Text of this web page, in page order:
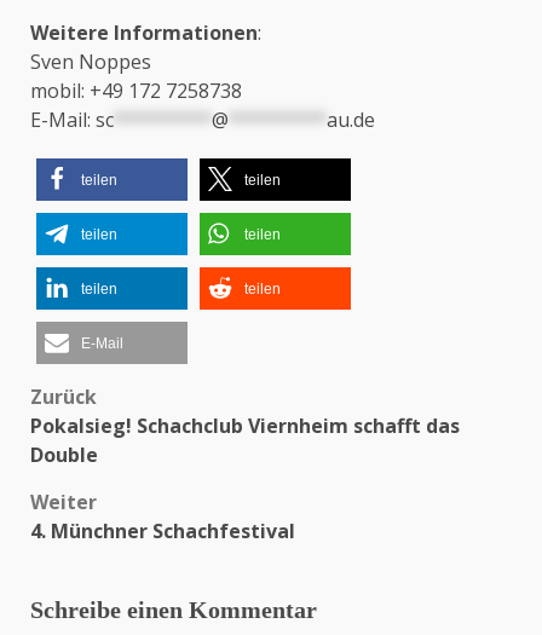
Weitere Informationen:
Sven Noppes
mobil: +49 172 7258738
E-Mail: sc @ au.de
teilen teilen
teilen teilen
teilen teilen
E-Mail
Beitragsnavigation
Zurück
Pokalsieg! Schachclub Viernheim schafft das
Double
Weiter
4. Münchner Schachfestival
Schreibe einen Kommentar